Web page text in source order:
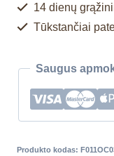
14 dienų
Tūkstančiai
Saugus
Produkto kodas: